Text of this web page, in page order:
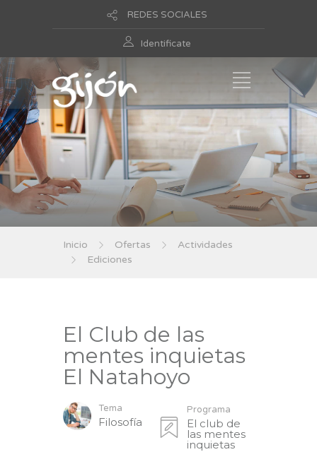
REDES SOCIALES
Identificate
Inicio Ofertas
Actividades
Ediciones
El Club de las
mentes inquietas
El Natahoyo
Tema
Filosofía
Programa
El club de
las mentes
inquietas